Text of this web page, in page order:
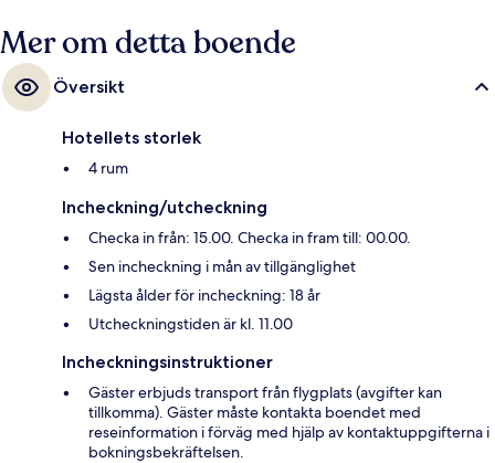
Mer om detta boende
Översikt
Hotellets storlek
4 rum
Incheckning/utcheckning
Checka in från: 15.00. Checka in fram till: 00.00.
Sen incheckning i mån av tillgänglighet
Lägsta ålder för incheckning: 18 år
Utcheckningstiden är kl. 11.00
Incheckningsinstruktioner
Gäster erbjuds transport från flygplats (avgifter kan
tillkomma). Gäster måste kontakta boendet med
reseinformation i förväg med hjälp av kontaktuppgifterna i
bokningsbekräftelsen.